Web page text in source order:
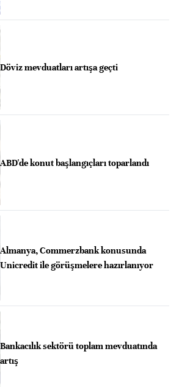
Döviz mevduatları artışa geçti
ABD'de konut başlangıçları toparlandı
Almanya, Commerzbank konusunda
Unicredit ile görüşmelere hazırlanıyor
Bankacılık sektörü toplam mevduatında
artış